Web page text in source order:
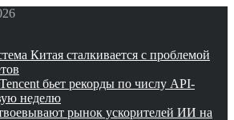
Китая сталкивается с проблемой
бьет рекорды по числу API-
неделю
рынок ускорителей ИИ на